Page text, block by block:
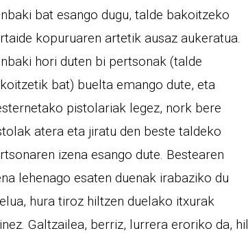
bat esango dugu, talde bakoitzeko
kopuruaren artetik ausaz aukeratua.
hori duten bi pertsonak (talde
bat) buelta emango dute, eta
pistolariak legez, nork bere
atera eta jiratu den beste taldeko
izena esango dute. Bestearen
lehenago esaten duenak irabaziko du
hura tiroz hiltzen duelako itxurak
Galtzailea, berriz, lurrera eroriko da, hil